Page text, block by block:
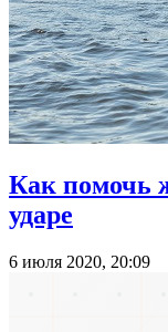
Как помочь
ударе
6 июля 2020, 20:09